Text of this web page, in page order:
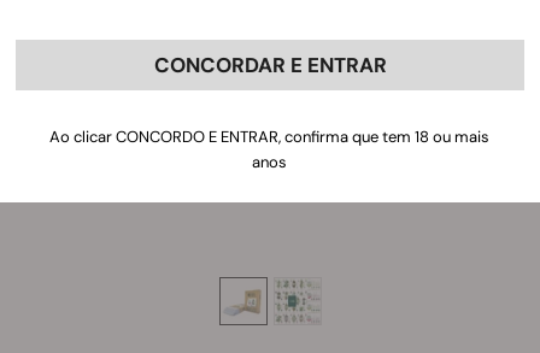
CONCORDAR E ENTRAR
Ao clicar CONCORDO E ENTRAR, confirma que tem 18 ou mais
anos